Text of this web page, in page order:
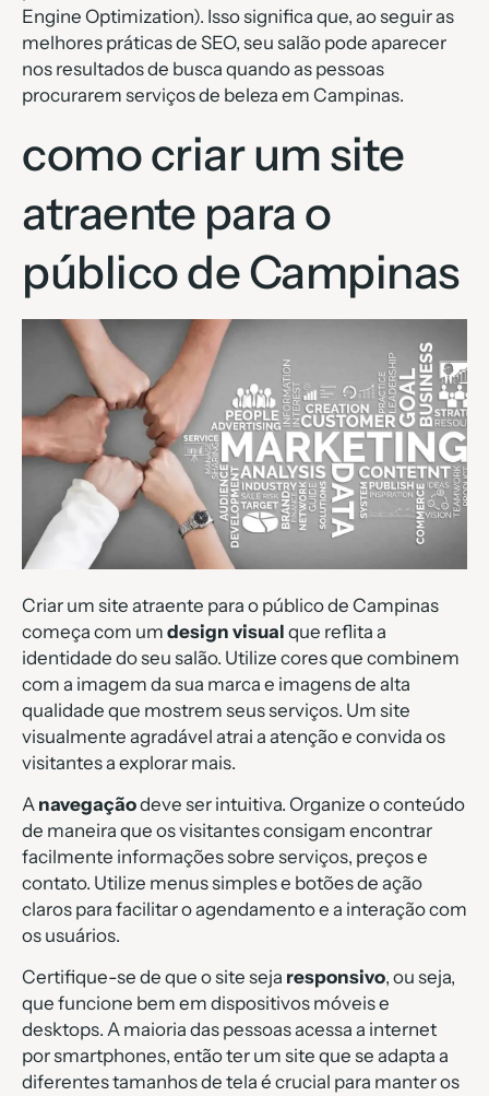
Engine Optimization). Isso significa que, ao seguir as
melhores práticas de SEO, seu salão pode aparecer
nos resultados de busca quando as pessoas
procurarem serviços de beleza em Campinas.
como criar um site
atraente para o
público de Campinas
Criar um site atraente para o público de Campinas
começa com um design visual que reflita a
identidade do seu salão. Utilize cores que combinem
com a imagem da sua marca e imagens de alta
qualidade que mostrem seus serviços. Um site
visualmente agradável atrai a atenção e convida os
visitantes a explorar mais.
A navegaçãodeve ser intuitiva. Organize o conteúdo
de maneira que os visitantes consigam encontrar
facilmente informações sobre serviços, preços e
contato. Utilize menus simples e botões de ação
claros para facilitar o agendamento e a interação com
os usuários.
Certifique-se de que o site seja responsivo, ou seja,
que funcione bem em dispositivos móveis e
desktops. A maioria das pessoas acessa a internet
por smartphones, então ter um site que se adapta a
diferentes tamanhos de tela é crucial para manter os